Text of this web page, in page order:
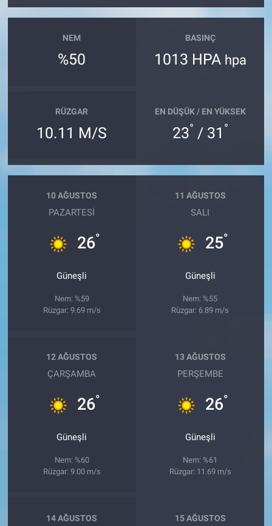
NEM
%50
BASINÇ
1013 HPA hpa
RÜZGAR
10.11 M/S
EN DÜŞÜK / EN YÜKSEK
23° / 31 °
10 AĞUSTOS
PAZARTESI
26°
Güneşli
Nem: %59
Rüzgar: 9.69 m/s
11 AĞUSTOS
SALI
25°
Güneşli
Nem: %55
Rüzgar: 6.89 m/s
12 AĞUSTOS
ÇARŞAMBA
26°
Güneşli
Nem: %60
Rüzgar: 9.00 m/s
13 AĞUSTOS
PERŞEMBE
26°
Güneşli
Nem: %61
Rüzgar: 11.69 m/s
14 AĞUSTOS 15 AĞUSTOS